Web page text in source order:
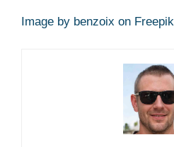
Image by benzoix on Freepik